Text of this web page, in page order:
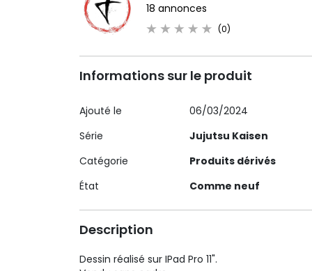
18 annonces
(0)
Informations sur le produit
Ajouté le
06/03/2024
Série
Jujutsu Kaisen
Catégorie
Produits dérivés
État
Comme neuf
Description
Dessin réalisé sur IPad Pro 11".